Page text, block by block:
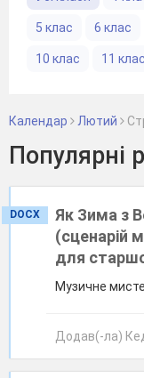
5 клас 6 клас
10 клас 11 клас
Календар Лютий
Популярні
DOCX
Як Зима з
(сценарій
для
Музичне
Додав(-ла)